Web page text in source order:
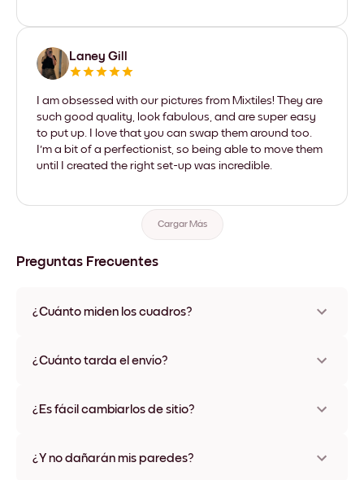
Laney Gill
I am obsessed with our pictures from Mixtiles! They are
such good quality, look fabulous, and are super easy
to put up. I love that you can swap them around too.
I'm a bit of a perfectionist, so being able to move them
until I created the right set-up was incredible.
Cargar Más
Preguntas Frecuentes
¿Cuánto miden los cuadros?
varios materiales y colores de marco, incluidas opciones sin
¿Cuánto tarda el envío?
disponibles en algunos países. Te enviaremos un número de
¿Es fácil cambiarlos de sitio?
ningún daño
¿Y no dañarán mis paredes?